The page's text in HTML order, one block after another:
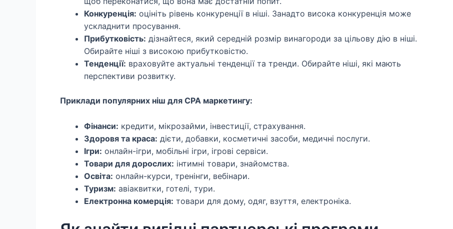
Конкуренція: оцініть рівень конкуренції в ніші. Занадто висока конкуренція може
ускладнити просування.
Прибутковість: дізнайтеся, який середній розмір винагороди за цільову дію в ніші.
Обирайте ніші з високою прибутковістю.
Тенденції: враховуйте актуальні тенденції та тренди. Обирайте ніші, які мають
перспективи розвитку.
Приклади популярних ніш для CPA маркетингу:
Фінанси: кредити, мікрозайми, інвестиції, страхування.
Здоровя та краса: дієти, добавки, косметичні засоби, медичні послуги.
Ігри: онлайн-ігри, мобільні ігри, ігрові сервіси.
Товари для дорослих: інтимні товари, знайомства.
Освіта: онлайн-курси, тренінги, вебінари.
Туризм: авіаквитки, готелі, тури.
Електронна комерція: товари для дому, одяг, взуття, електроніка.